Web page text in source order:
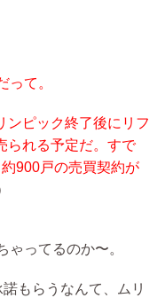
って。
ンピック終了後にリフ
られる予定だ。すで
約900戸の売買契約が
ゃってるのか〜。
もらうなんて、ムリ